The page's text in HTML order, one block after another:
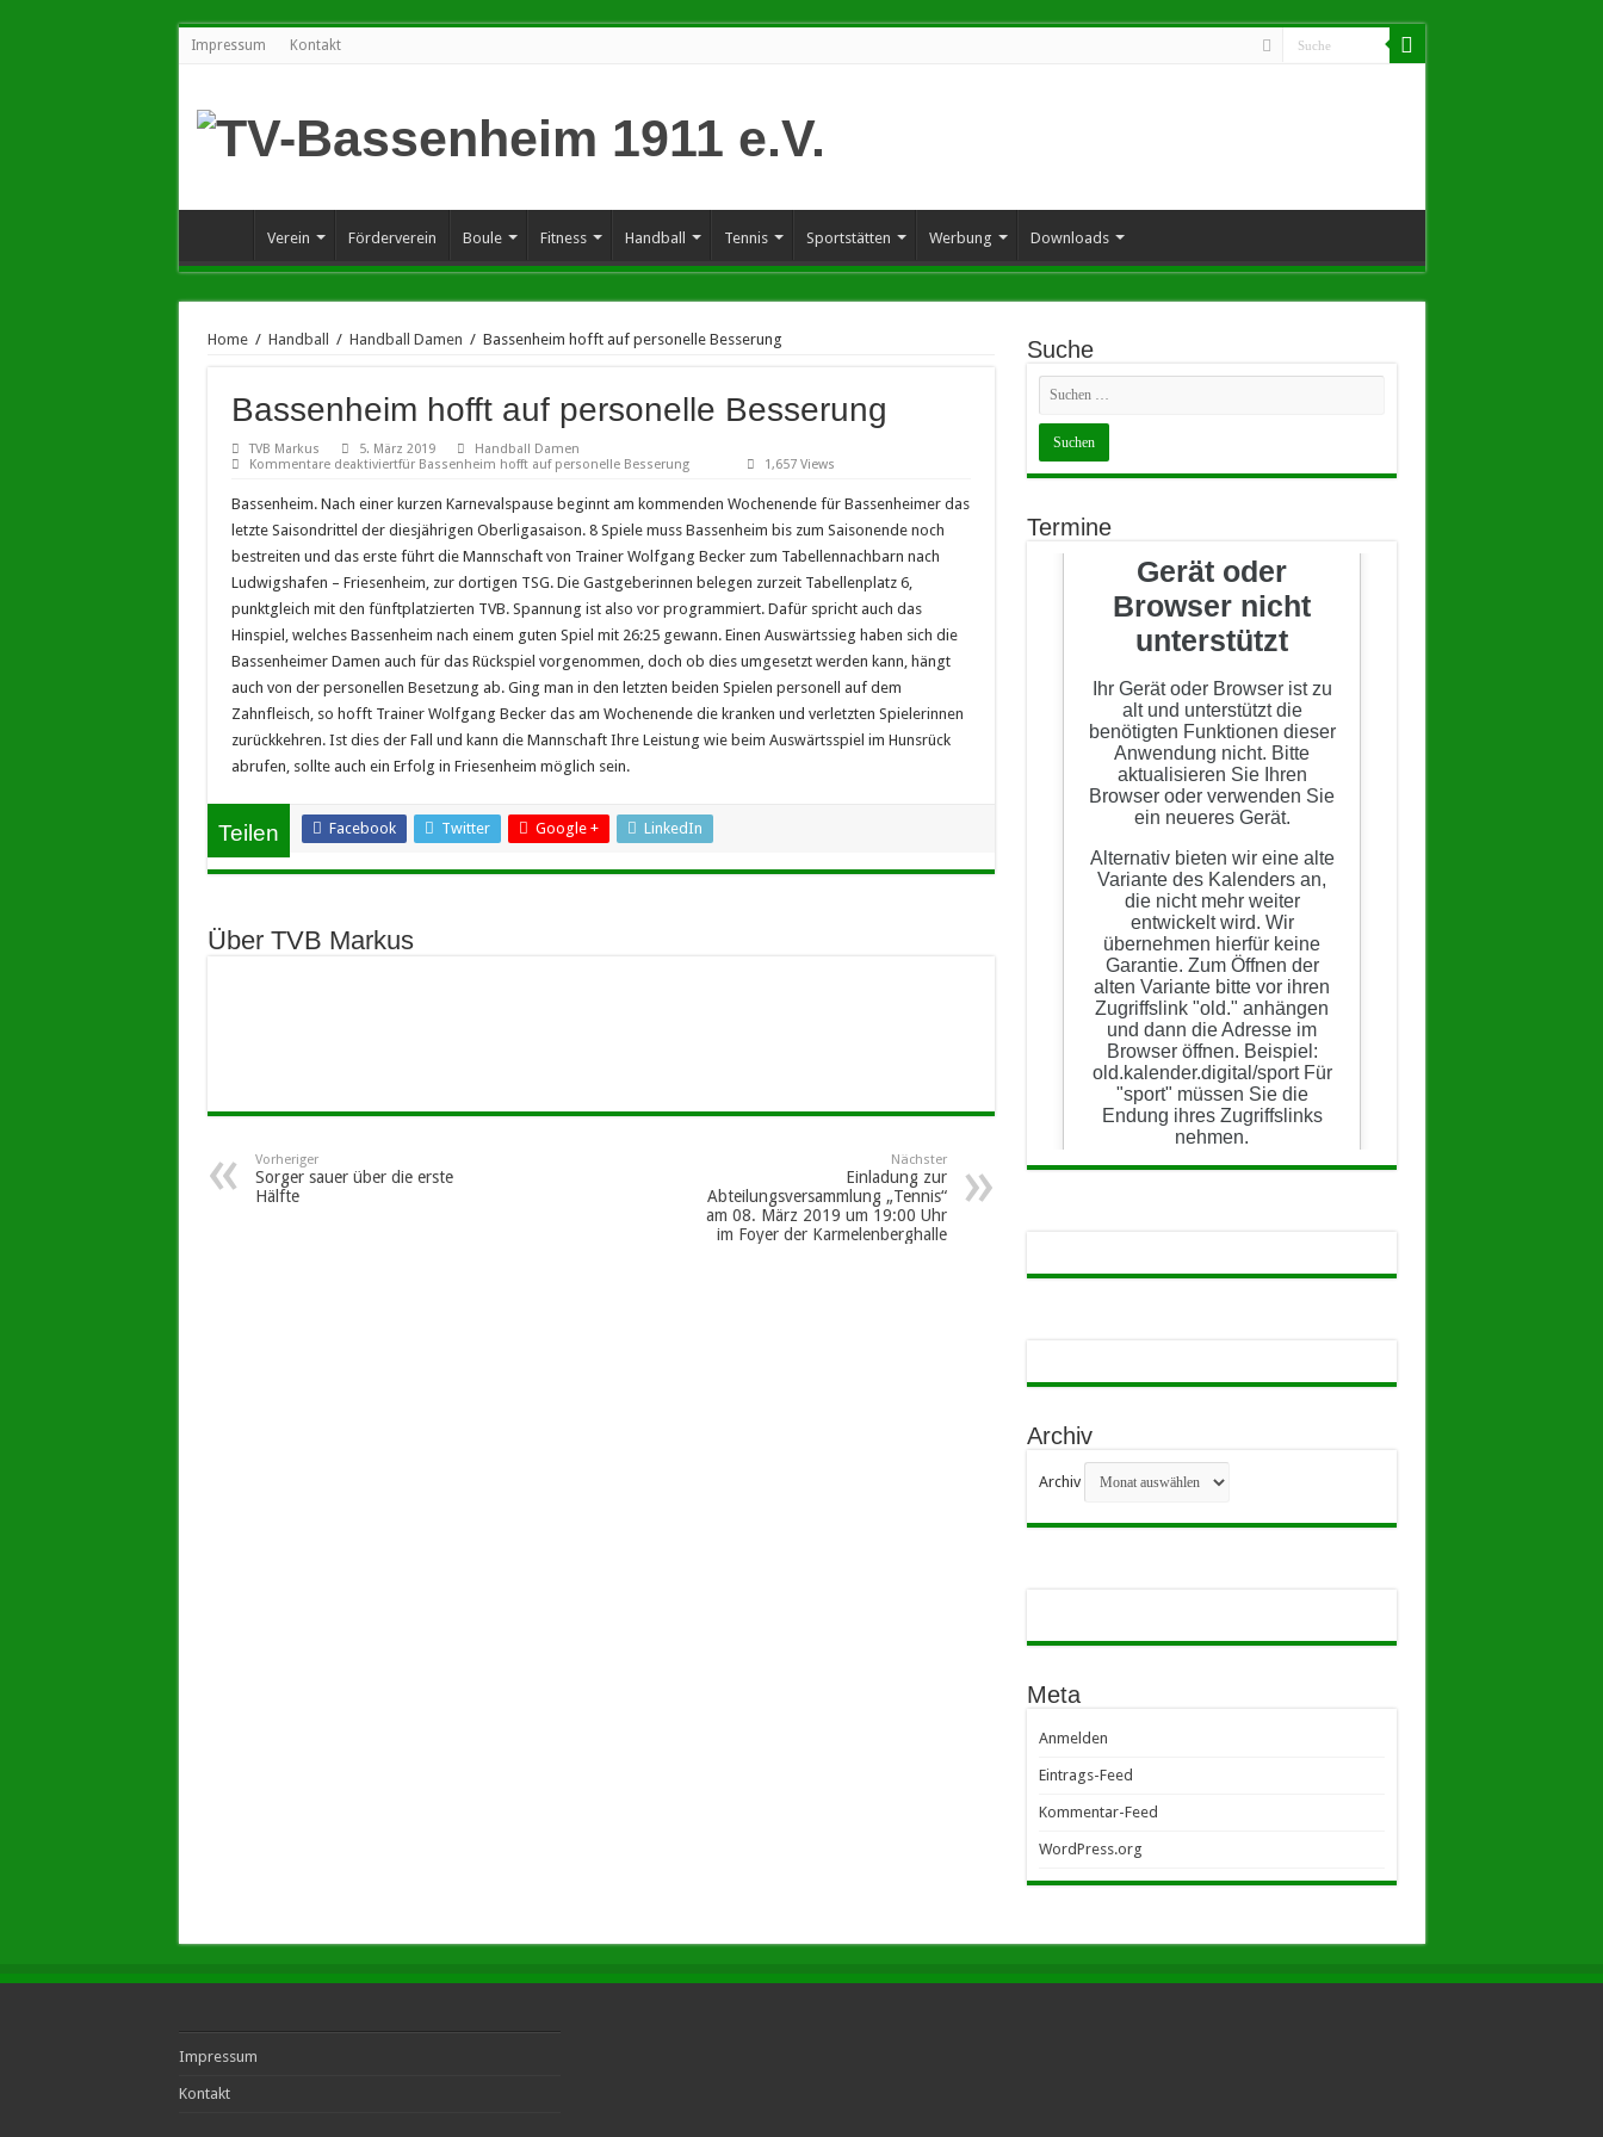
Impressum Kontakt
Verein Förderverein Boule Fitness Handball Tennis Sportstätten Werbung Downloads
Home / Handball / Handball Damen / Bassenheim hofft auf personelle Besserung
Bassenheim hofft auf personelle Besserung
TVB Markus 5. März 2019
Handball Damen
Kommentare deaktiviertfür Bassenheim hofft auf personelle Besserung 1,657 Views
Bassenheim. Nach einer kurzen Karnevalspause beginnt am kommenden Wochenende für Bassenheimer das
letzte Saisondrittel der diesjährigen Oberligasaison. 8 Spiele muss Bassenheim bis zum Saisonende noch
bestreiten und das erste führt die Mannschaft von Trainer Wolfgang Becker zum Tabellennachbarn nach
Ludwigshafen – Friesenheim, zur dortigen TSG. Die Gastgeberinnen belegen zurzeit Tabellenplatz 6,
punktgleich mit den fünftplatzierten TVB. Spannung ist also vor programmiert. Dafür spricht auch das
Hinspiel, welches Bassenheim nach einem guten Spiel mit 26:25 gewann. Einen Auswärtssieg haben sich die
Bassenheimer Damen auch für das Rückspiel vorgenommen, doch ob dies umgesetzt werden kann, hängt
auch von der personellen Besetzung ab. Ging man in den letzten beiden Spielen personell auf dem
Zahnfleisch, so hofft Trainer Wolfgang Becker das am Wochenende die kranken und verletzten Spielerinnen
zurückkehren. Ist dies der Fall und kann die Mannschaft Ihre Leistung wie beim Auswärtsspiel im Hunsrück
abrufen, sollte auch ein Erfolg in Friesenheim möglich sein.
Teilen Facebook Twitter Google + LinkedIn
Über TVB Markus
Vorheriger
Sorger sauer über die erste
Hälfte
Nächster
Einladung zur
Abteilungsversammlung „Tennis“
am 08. März 2019 um 19:00 Uhr
im Foyer der Karmelenberghalle
Suche
Termine
Archiv
Archiv
Meta
Anmelden
Eintrags-Feed
Kommentar-Feed
WordPress.org
Impressum
Kontakt